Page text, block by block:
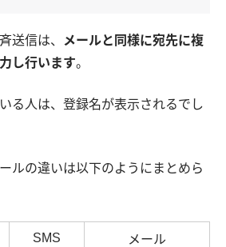
送信は、
メールと同様に宛先に複
し行います。
る人は、登録名が表示されるでし
ルの違いは以下のようにまとめら
SMS メール